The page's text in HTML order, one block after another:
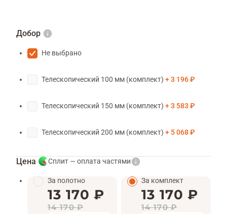
Добор
Не выбрано
Телескопический 100 мм (комплект) 3 196 ₽
Телескопический 150 мм (комплект) 3 583 ₽
Телескопический 200 мм (комплект) 5 068 ₽
Цена Сплит — оплата частями
За полотно
13 170 ₽
14 170 ₽
За комплект
13 170 ₽
14 170 ₽